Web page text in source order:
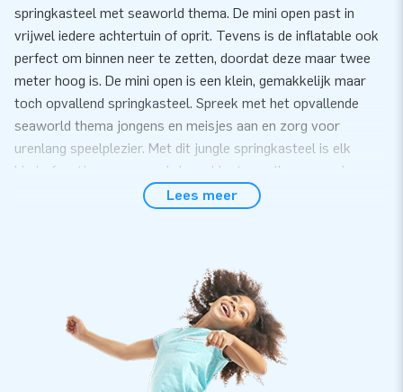
springkasteel met seaworld thema. De mini open past in
vrijwel iedere achtertuin of oprit. Tevens is de inflatable ook
perfect om binnen neer te zetten, doordat deze maar twee
meter hoog is. De mini open is een klein, gemakkelijk maar
toch opvallend springkasteel. Spreek met het opvallende
seaworld thema jongens en meisjes aan en zorg voor
urenlang speelplezier. Met dit jungle springkasteel is elk
kinderfeestje een succes! Jouw klanten zullen er nog lang
Zet het mini seaworld springkasteel gemakkelijk binnen 10
minuten op. Bijvoorbeeld tijdens een kinderfeestje of
buurtfeest. Het mini springkasteel wordt compact in één deel
geleverd en is daardoor gemakkelijk te transporteren. De
inflatable wordt geleverd inclusief blower,
verankeringsmateriaal, transportzak, en een duidelijke
Lees meer